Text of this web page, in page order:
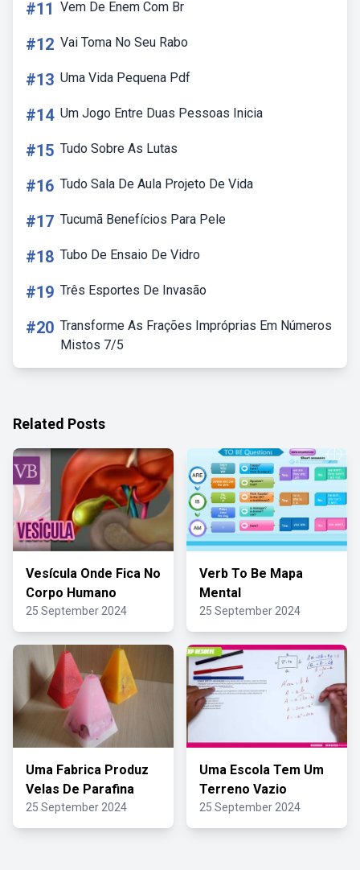
#11 Vem De Enem Com Br
#12 Vai Toma No Seu Rabo
#13 Uma Vida Pequena Pdf
#14 Um Jogo Entre Duas Pessoas Inicia
#15 Tudo Sobre As Lutas
#16 Tudo Sala De Aula Projeto De Vida
#17 Tucumã Benefícios Para Pele
#18 Tubo De Ensaio De Vidro
#19 Três Esportes De Invasão
#20 Transforme As Frações Impróprias Em Números
Mistos 7/5
Related Posts
Vesícula Onde Fica No
Corpo Humano
25 September 2024
Verb To Be Mapa
Mental
25 September 2024
Uma Fabrica Produz
Velas De Parafina
25 September 2024
Uma Escola Tem Um
Terreno Vazio
25 September 2024